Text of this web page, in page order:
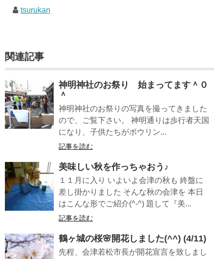
tsurukan
関連記事
神明神社のお祭り 始まってます＾０
＾
神明神社のお祭りの写真を撮ってきました
ので、ご覧下さい。 神明通りは歩行者天国
になり、子供たちがボウリン...
記事を読む
美味しい秋を作っちゃおう♪
１１月に入り いよいよ会津の秋も 終盤に
差し掛かりました そんな秋の会津を 本日
はこんな形でご紹介(^-^) 題して『美...
記事を読む
鶴ヶ城の桜🌸開花しました(^^) (4/11)
先程、会津若松市長が開花宣言を致しまし